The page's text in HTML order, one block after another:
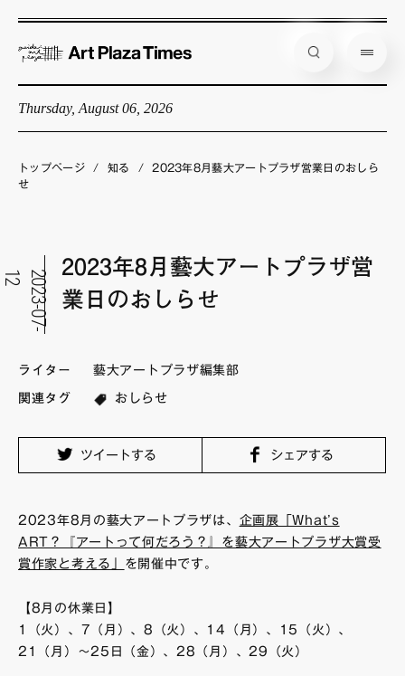
Thursday, August 06, 2026
企画展情報
アーティスト
店舗からのお知らせ
トップページ / 知る /
2023年8月藝大アートプラザ営業日のおしら
せ
2
0
2
3
-
0
7
-
1
2
2023年8月藝大アートプラザ営
業日のおしらせ
ライター 藝大アートプラザ編集部
関連タグ おしらせ
ツイートする シェアする
2023年8月の藝大アートプラザは、 企画展「What’s
ART？『アートって何だろう？』を藝大アートプラザ大賞受
賞作家と考える」 を開催中です。
【8月の休業日】
1（火）、7（月）、8（火）、14（月）、15（火）、
21（月）～25日（金）、28（月）、29（火）